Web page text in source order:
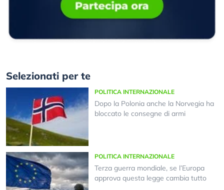
Selezionati per te
POLITICA INTERNAZIONALE
Dopo la Polonia anche la Norvegia ha
bloccato le consegne di armi
POLITICA INTERNAZIONALE
Terza guerra mondiale, se l’Europa
approva questa legge cambia tutto